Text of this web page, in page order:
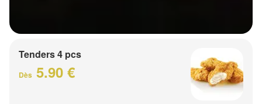
Tenders 4 pcs
Dès 5.90 €